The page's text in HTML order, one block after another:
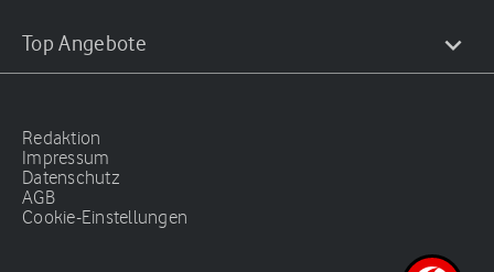
Top Angebote
Redaktion
Impressum
Datenschutz
AGB
Cookie-Einstellungen